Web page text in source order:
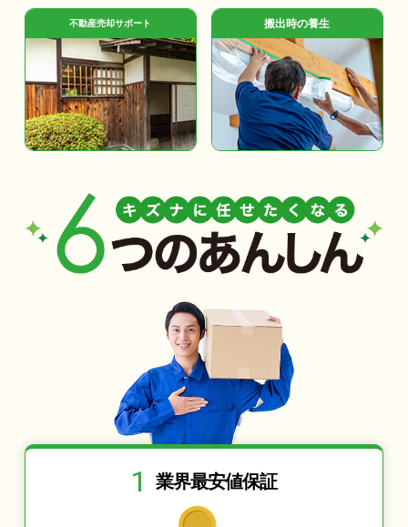
不動産売却サポート 搬出時の養生
1 業界最安値保証